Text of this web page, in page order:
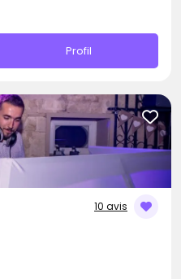
Profil
10 avis